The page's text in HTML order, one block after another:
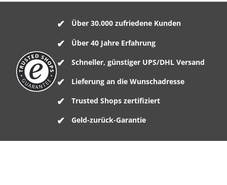
Über 30.000 zufriedene Kunden
Über 40 Jahre Erfahrung
Schneller, günstiger UPS/DHL Versand
Lieferung an die Wunschadresse
Trusted Shops zertifiziert
Geld-zurück-Garantie